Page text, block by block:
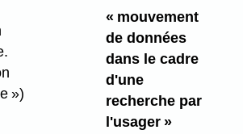
»)
« mouvement
de données
dans le cadre
d'une
recherche par
l'usager »